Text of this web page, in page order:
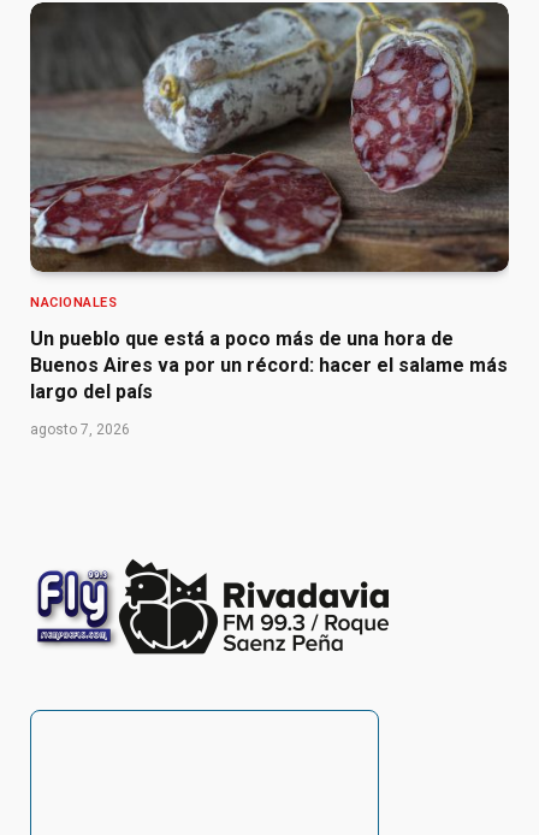
NACIONALES
Un pueblo que está a poco más de una hora de
Buenos Aires va por un récord: hacer el salame más
largo del país
agosto 7, 2026